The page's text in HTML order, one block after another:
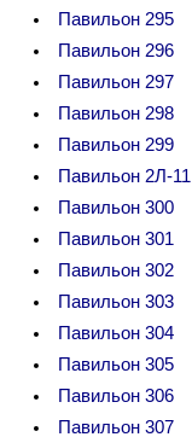
Павильон 295
Павильон 296
Павильон 297
Павильон 298
Павильон 299
Павильон 2Л-11
Павильон 300
Павильон 301
Павильон 302
Павильон 303
Павильон 304
Павильон 305
Павильон 306
Павильон 307